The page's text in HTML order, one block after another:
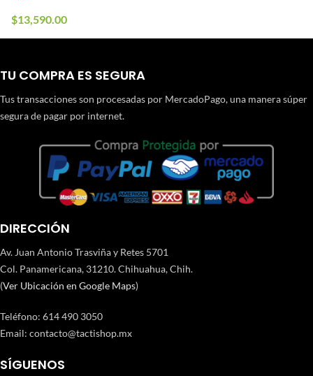
$13,590.00
TU COMPRA ES SEGURA
Tus transacciones son procesadas por MercadoPago, una manera súper
segura de pagar por internet.
DIRECCIÓN
Av. Juan Antonio Trasviña y Retes 5701
Col. Panamericana, 31210. Chihuahua, Chih.
(Ver Ubicación en Google Maps)
Teléfono: 614 490 3050
Email: contacto@tactishop.mx
SÍGUENOS